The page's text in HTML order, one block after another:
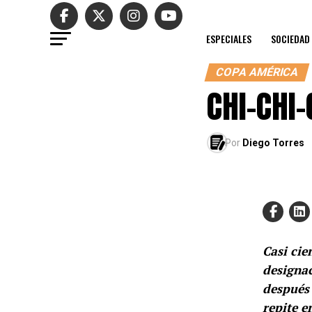
ESPECIALES SOCIEDAD
COPA AMÉRICA
CHI-
Por Diego Torres
Casi
repite